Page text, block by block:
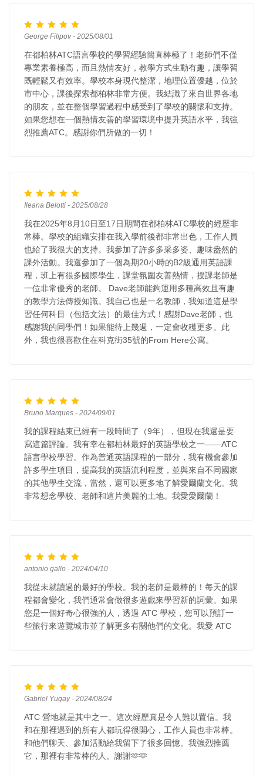
George Filipov - 2025/08/01
在都柏林ATC語言學校的學習經驗簡直棒極了！老師們不僅
專業素養極高，而且熱情友好，教學方式生動有趣，讓學習
既輕鬆又有效率。學校本身現代整潔，地理位置優越，位於
市中心，課後探索都柏林非常方便。我結識了來自世界各地
的朋友，並在整個學習過程中感受到了學校的關懷和支持。
如果您想在一個熱情友善的學習環境中提升英語水平，我強
烈推薦ATC。感謝你們所做的一切！
Ileana Belotti - 2025/08/28
我在2025年8月10日至17日期間在都柏林ATC學校的經歷非
常棒。學校的組織安排在我入學前後都非常出色，工作人員
也給了我很大的支持。我參加了許多多采多姿、趣味盎然的
課外活動。我還參加了一個為期20小時的B2級通用英語課
程，班上有很多國際學生，課堂氛圍友善熱情，授課老師是
一位非常優秀的老師。 Dave老師能夠運用多種高效且有趣
的教學方法傳授知識。我自己也是一名教師，我知道這是學
習任何科目（包括文法）的最佳方式！感謝Dave老師，也
感謝我的同學們！如果能待上幾週，一定會收穫更多。此
外，我也很喜歡住在科克街35號的From Here公寓。
Bruno Marques - 2024/09/01
我的課程結束已經有一段時間了（9年），但現在我還是要
寫這篇評論。我有幸在都柏林最好的英語學校之一——ATC
語言學校學習。作為普通英語課程的一部分，我有機會參加
許多學生項目，提高我的英語流利程度，並與來自不同國家
的其他學生交流，當然，還可以更多地了解愛爾蘭文化。我
非常想念學校、老師和這片美麗的土地。我愛愛爾蘭！
antonio gallo - 2024/04/10
我從未就讀過的最好的學校。我的老師是最棒的！每天的課
程都會變化，我們通常會做很多遊戲來學習新的詞彙。如果
您是一個好奇心很強的人，透過 ATC 學校，您可以預訂一
些旅行來遊覽城市並了解更多有關他們的文化。我愛 ATC
Gabriel Yugay - 2024/08/24
ATC 營地就是其中之一。這次經歷真是令人難以置信。我
和在那裡遇到的所有人都玩得很開心，工作人員也非常棒。
和他們聊天、參加活動給我留下了很多回憶。我強烈推薦
它，那裡有非常棒的人。謝謝🫶🫶